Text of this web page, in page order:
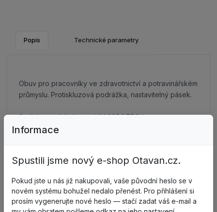
Popis Technické parametry
Obuv pro pracovníky ve zdravotnictví a potravinářském
průmyslu. Protiskluzová podrážka, nastavitelný pásek.
Svršek: prodyšný materiál MICROTECH.
proti oděru.
Stélka: měkká a anatomicky tvarovaná, z CAMBRELLE®,
prodyšná, absorbuje a odvádí vlhkost.
Informace
Spustili jsme nový e-shop Otavan.cz.
Pokud jste u nás již nakupovali, vaše původní heslo se v
novém systému bohužel nedalo přenést. Pro přihlášení si
prosím vygenerujte nové heslo — stačí zadat váš e-mail a